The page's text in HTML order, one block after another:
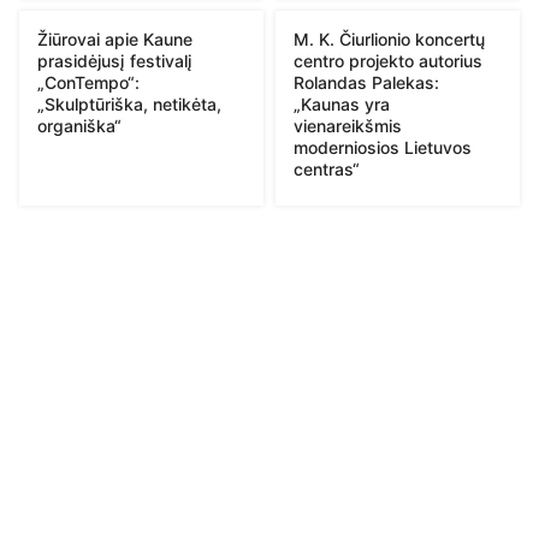
Žiūrovai apie Kaune
prasidėjusį festivalį
„ConTempo“:
„Skulptūriška, netikėta,
organiška“
M. K. Čiurlionio koncertų
centro projekto autorius
Rolandas Palekas:
„Kaunas yra
vienareikšmis
moderniosios Lietuvos
centras“